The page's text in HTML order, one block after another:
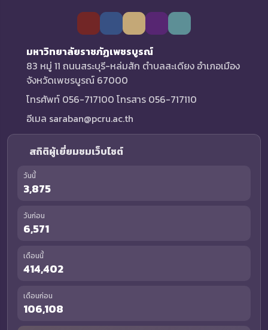
มหาวิทยาลัยราชภัฏเพชรบูรณ์
83 หมู่ 11 ถนนสระบุรี-หล่มสัก ตำบลสะเดียง อำเภอเมือง
จังหวัดเพชรบูรณ์ 67000
โทรศัพท์ 056-717100 โทรสาร 056-717110
อีเมล saraban@pcru.ac.th
สถิติผู้เยี่ยมชมเว็บไซต์
วันนี้
3,875
วันก่อน
6,571
เดือนนี้
414,402
เดือนก่อน
106,108